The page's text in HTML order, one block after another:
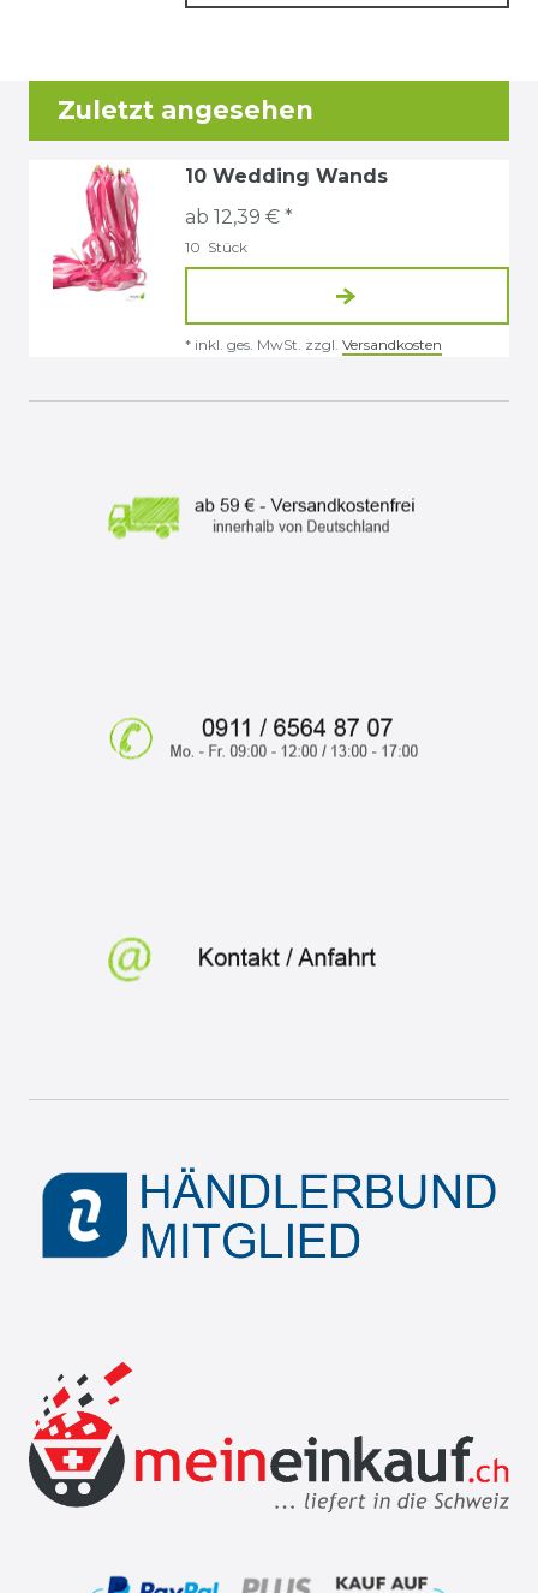
Zuletzt angesehen
10 Wedding Wands
ab 12,39 € *
10 Stück
* inkl. ges. MwSt. zzgl. Versandkosten